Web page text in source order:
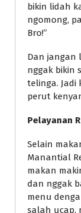
bikin lidah
ngomong,
Bro!”
Dan jangan
nggak bikin
telinga. Jadi
perut
Pelayanan
Selain
Manantial
makan
dan nggak
menu
salah ucap,